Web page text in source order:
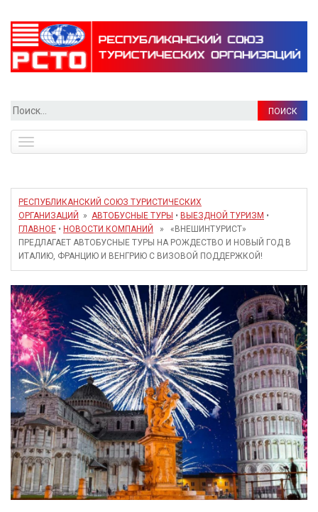
Найти:
navigation
РЕСПУБЛИКАНСКИЙ СОЮЗ ТУРИСТИЧЕСКИХ
ОРГАНИЗАЦИЙ
» АВТОБУСНЫЕ ТУРЫ • ВЫЕЗДНОЙ ТУРИЗМ •
ГЛАВНОЕ • НОВОСТИ КОМПАНИЙ
» «ВНЕШИНТУРИСТ»
ПРЕДЛАГАЕТ АВТОБУСНЫЕ ТУРЫ НА РОЖДЕСТВО И НОВЫЙ ГОД В
ИТАЛИЮ, ФРАНЦИЮ И ВЕНГРИЮ С ВИЗОВОЙ ПОДДЕРЖКОЙ!